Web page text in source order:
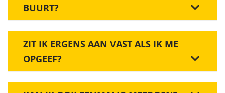
BUURT?
ZIT IK ERGENS AAN VAST ALS IK ME
OPGEEF?